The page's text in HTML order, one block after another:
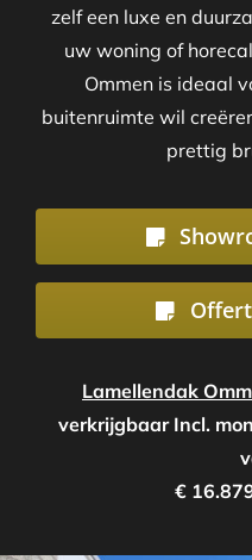
zelf een luxe en
uw woning of
Ommen is ideaal
buitenruimte wil
prettig
Lamellendak
verkrijgbaar Incl.
€